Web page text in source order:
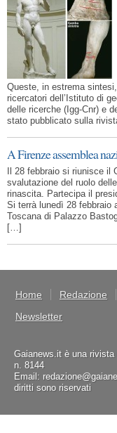
Queste, in estrema
ricercatori dell’Istituto di
delle ricerche (Igg-Cnr) e
stato pubblicato sulla
A Firenze assemblea
Il 28 febbraio si riunisce il
svalutazione del ruolo
rinascita. Partecipa il
Si terrà lunedì 28 febbraio
Toscana di Palazzo
[…]
Home Redazione
Newsletter
Gaianews.it è una
n. 8144
Email:
diritti sono riservati